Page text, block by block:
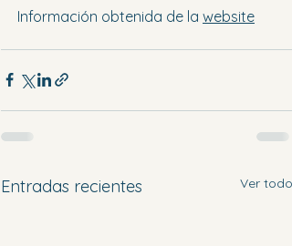
Información obtenida de la website
Entradas recientes Ver todo